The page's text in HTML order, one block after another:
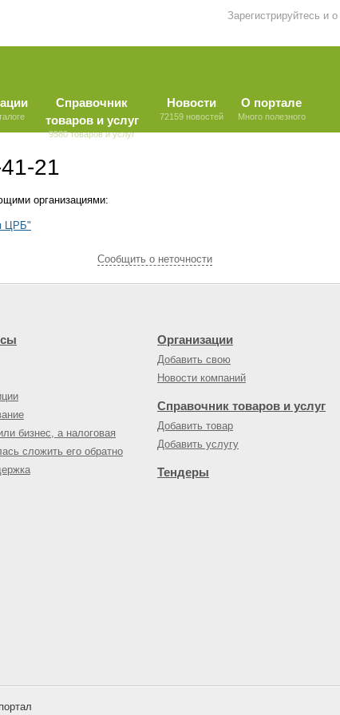
Зарегистрируйтесь и
Справочник
товаров и услуг
9580 товаров и услуг
Новости
72159 новостей
О портале
Много полезного
21
организациями:
ЦРБ"
Cообщить о неточности
бизнес, а налоговая
сложить его обратно
Организации
Добавить свою
Новости компаний
Справочник товаров и услуг
Добавить товар
Добавить услугу
Тендеры